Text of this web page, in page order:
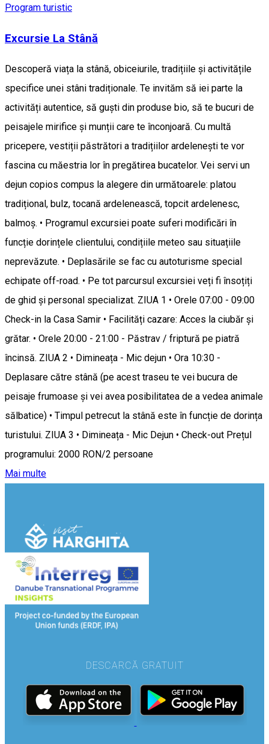
Program turistic
Excursie La Stână
Descoperă viața la stână, obiceiurile, tradițiile și activitățile
specifice unei stâni tradiționale. Te invităm să iei parte la
activități autentice, să guști din produse bio, să te bucuri de
peisajele mirifice și munții care te înconjoară. Cu multă
pricepere, vestiții păstrători a tradițiilor ardelenești te vor
fascina cu măestria lor în pregătirea bucatelor. Vei servi un
dejun copios compus la alegere din următoarele: platou
tradițional, bulz, tocană ardelenească, topcit ardelenesc,
balmoș. • Programul excursiei poate suferi modificări în
funcție dorințele clientului, condițiile meteo sau situațiile
neprevăzute. • Deplasările se fac cu autoturisme special
echipate off-road. • Pe tot parcursul excursiei veți fi însoțiți
de ghid și personal specializat. ZIUA 1 • Orele 07:00 - 09:00
Check-in la Casa Samir • Facilități cazare: Acces la ciubăr și
grătar. • Orele 20:00 - 21:00 - Păstrav / friptură pe piatră
încinsă. ZIUA 2 • Dimineața - Mic dejun • Ora 10:30 -
Deplasare către stână (pe acest traseu te vei bucura de
peisaje frumoase și vei avea posibilitatea de a vedea animale
sălbatice) • Timpul petrecut la stână este în funcție de dorința
turistului. ZIUA 3 • Dimineața - Mic Dejun • Check-out Prețul
programului: 2000 RON/2 persoane
Mai multe
DESCARCĂ GRATUIT